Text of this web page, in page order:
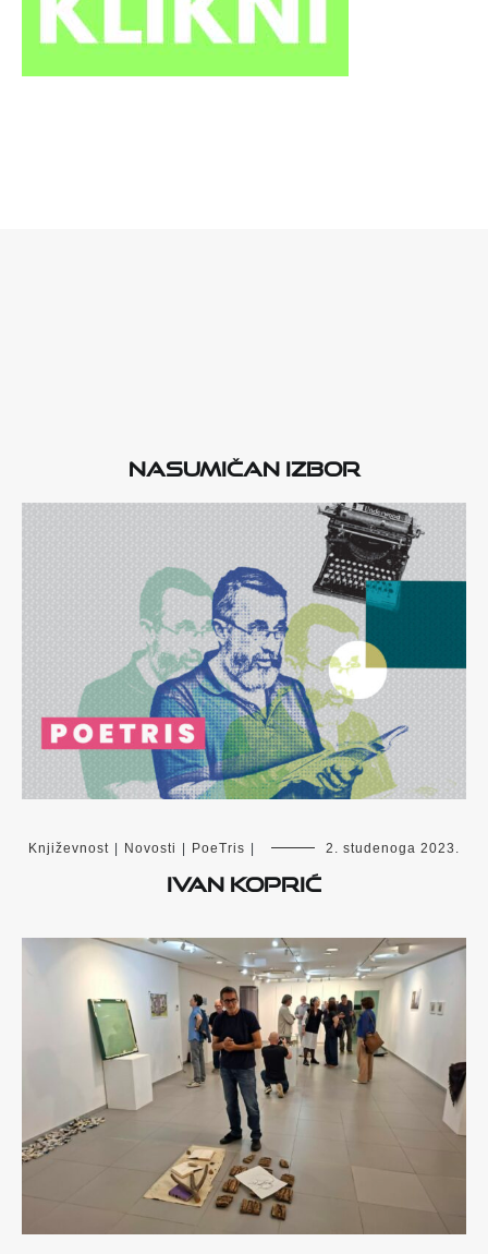
Nasumičan izbor
Književnost Novosti PoeTris 2. studenoga 2023.
Ivan Koprić